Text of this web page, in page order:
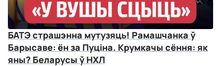
БАТЭ страшэнна мутузяць! Рамашчанка ў
Барысаве: ён за Пуціна. Крумкачы сёння: як
яны? Беларусы ў НХЛ